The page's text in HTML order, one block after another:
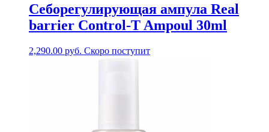
Себорегулирующая ампула Real
barrier Control-T Ampoul 30ml
2,290.00 руб. Скоро поступит